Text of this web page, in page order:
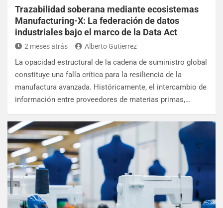
Trazabilidad soberana mediante ecosistemas
Manufacturing-X: La federación de datos
industriales bajo el marco de la Data Act
2 meses atrás Alberto Gutierrez
La opacidad estructural de la cadena de suministro global
constituye una falla crítica para la resiliencia de la
manufactura avanzada. Históricamente, el intercambio de
información entre proveedores de materias primas,…